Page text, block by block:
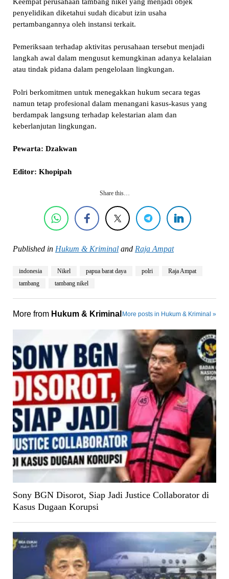
penyelidikan diketahui sudah dicabut izin usaha
pertambangannya oleh instansi terkait.
Pemeriksaan terhadap aktivitas perusahaan tersebut menjadi
langkah awal dalam mengusut kemungkinan adanya kelalaian
atau tindak pidana dalam pengelolaan lingkungan.
Polri berkomitmen untuk menegakkan hukum secara tegas
namun tetap profesional dalam menangani kasus-kasus yang
berdampak langsung terhadap kelestarian alam dan
keberlanjutan lingkungan.
Pewarta: Dzakwan
Editor: Khopipah
Share this…
Published in Hukum & Kriminaland Raja Ampat
indonesia Nikel papua barat daya polri
Raja Ampat
tambang
tambang nikel
More from Hukum & Kriminal More posts in Hukum & Kriminal »
Sony BGN Disorot, Siap Jadi Justice Collaborator di
Kasus Dugaan Korupsi